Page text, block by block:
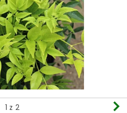
1 z 2